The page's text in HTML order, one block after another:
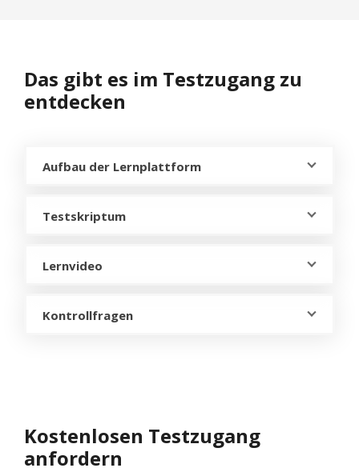
Das gibt es im Testzugang zu
entdecken
Aufbau der Lernplattform
Testskriptum
Lernvideo
Kontrollfragen
Kostenlosen Testzugang
anfordern